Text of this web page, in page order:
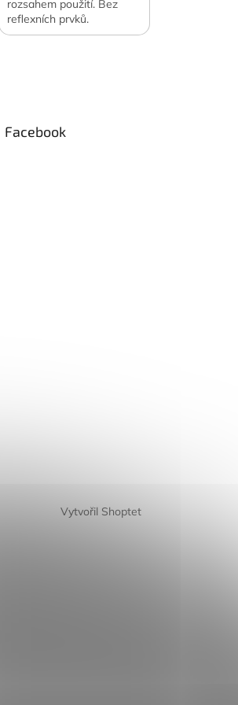
rozsahem použití. Bez
reflexních prvků.
Facebook
Vytvořil Shoptet